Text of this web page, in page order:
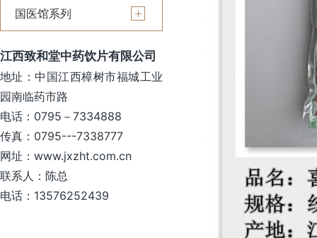
国医馆系列
江西致和堂中药饮片有限公司
地址：中国江西樟树市福城工业
园南临药市路
电话：0795－7334888
传真：0795---7338777
网址：www.jxzht.com.cn
联系人：陈总
电话：13576252439